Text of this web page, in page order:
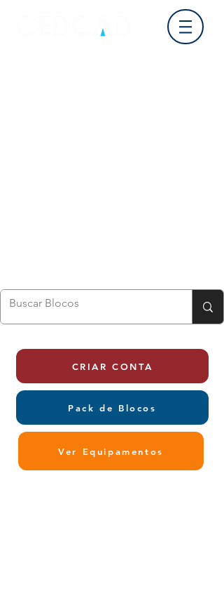
CRIAR CONTA
Pack de Blocos
Ver Equipamentos